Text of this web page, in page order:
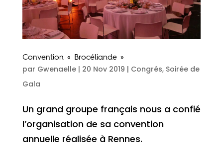
Convention « Brocéliande »
par Gwenaelle| 20 Nov 2019 | Congrés, Soirée de
Gala
Un grand groupe français nous a confié
l’organisation de sa convention
annuelle réalisée à Rennes.